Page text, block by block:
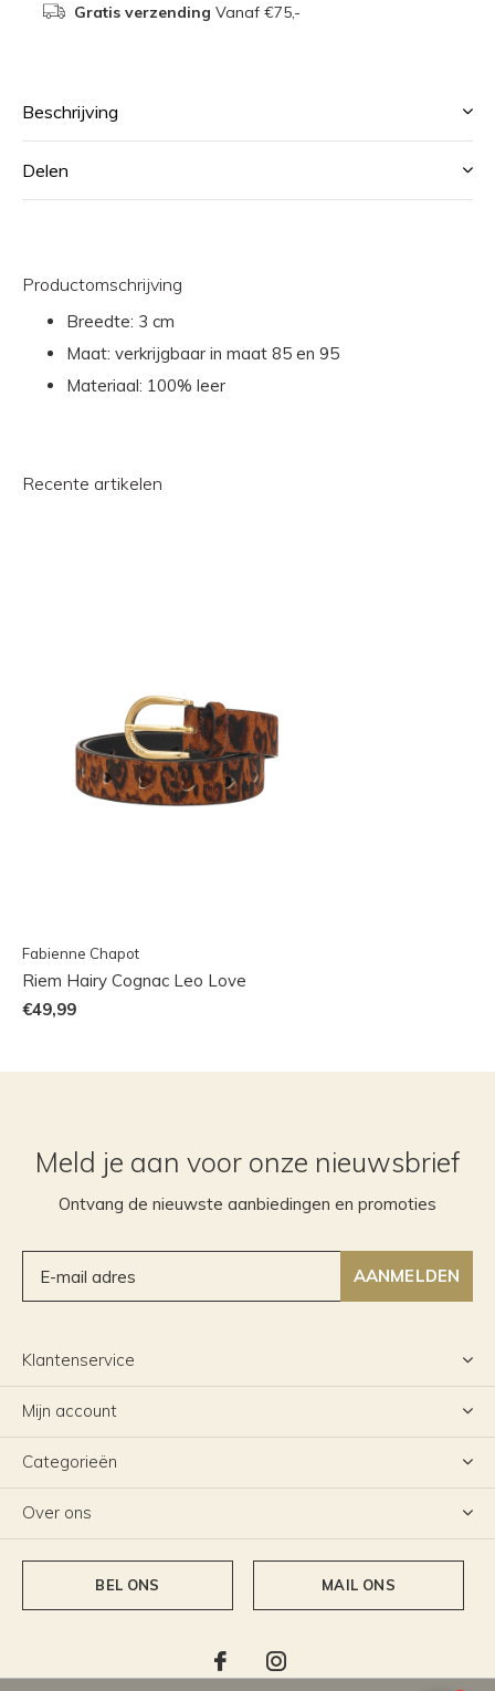
Gratis verzending Vanaf €75,-
Beschrijving
Delen
Productomschrijving
Breedte: 3 cm
Maat: verkrijgbaar in maat 85 en 95
Materiaal: 100% leer
Recente artikelen
Fabienne Chapot
Riem Hairy Cognac Leo Love
€49,99
Meld je aan voor onze nieuwsbrief
Ontvang de nieuwste aanbiedingen en promoties
AANMELDEN
Klantenservice
Mijn account
Categorieën
Over ons
BEL ONS MAIL ONS